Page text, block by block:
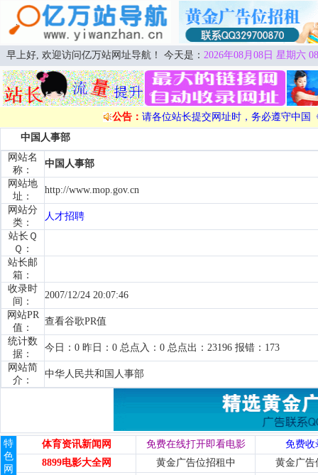
早上好, 欢迎访问亿万站网址导航！ 今天是： 2026年08月08日 星期六
公告： 请各位站长提交网址时，务必遵守中国
中国人事部
网站名
称：
中国人事部
网站地
址：
http://www.mop.gov.cn
网站分
类：
人才招聘
站长Ｑ
Ｑ：
站长邮
箱：
收录时
间：
2007/12/24 20:07:46
网站PR
值：
查看谷歌PR值
统计数
据：
今日：0 昨日：0 总点入：0 总点出：23196 报错：173
网站简
介：
中华人民共和国人事部
特
色
网
体育资讯新闻网 免费在线打开即看电影
免费收
8899电影大全网
黄金广告位招租中
黄金广告